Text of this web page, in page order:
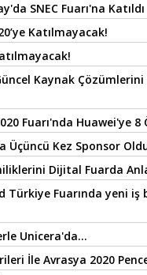
SNEC Fuarı'na Katıldı
Katılmayacak!
Kaynak
Fuarı'nda Huawei'ye 8
Üçüncü Kez Sponsor
Dijital Fuarda
Türkiye Fuarında yeni
Unicera'da…
İle Avrasya 2020